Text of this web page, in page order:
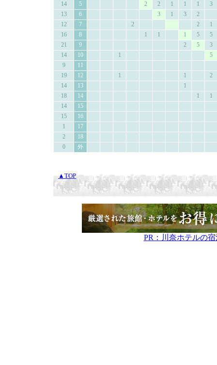
14
5 2 2 1 1 1
3
13
6 3 1 3
2
12
7 2 2
1
16
8 1 1 1 5
5
21
9 2 5
3
14
10 1
5
9
11
19
12 1 1
2
14
13
1
18
14 1
1
14
15
15
16
1
17
2
18
0
外
▲TOP
PR：川奈ホテルの